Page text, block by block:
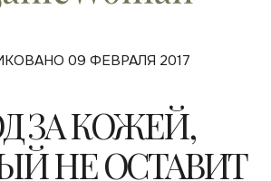
09 ФЕВРАЛЯ 2017
ЗА КОЖЕЙ,
НЕ ОСТАВИТ